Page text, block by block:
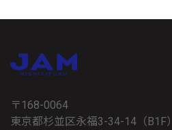
〒168-0064
東京都杉並区永福3-34-14（B1F）